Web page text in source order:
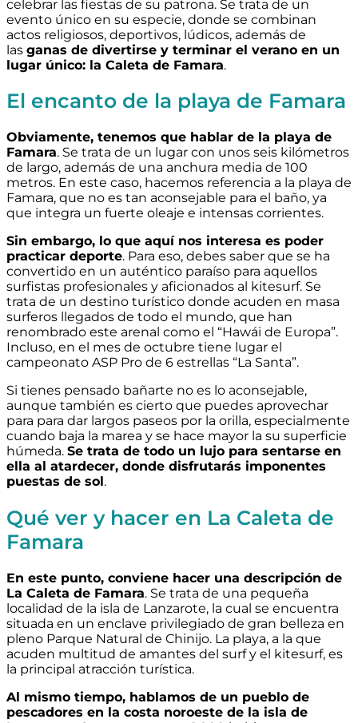
celebrar las fiestas de su patrona. Se trata de un
evento único en su especie, donde se combinan
actos religiosos, deportivos, lúdicos, además de
las ganas de divertirse y terminar el verano en un
lugar único: la Caleta de Famara.
El encanto de la playa de Famara
Obviamente, tenemos que hablar de la playa de
Famara. Se trata de un lugar con unos seis kilómetros
de largo, además de una anchura media de 100
metros. En este caso, hacemos referencia a la playa de
Famara, que no es tan aconsejable para el baño, ya
que integra un fuerte oleaje e intensas corrientes.
Sin embargo, lo que aquí nos interesa es poder
practicar deporte. Para eso, debes saber que se ha
convertido en un auténtico paraíso para aquellos
surfistas profesionales y aficionados al kitesurf. Se
trata de un destino turístico donde acuden en masa
surferos llegados de todo el mundo, que han
renombrado este arenal como el “Hawái de Europa”.
Incluso, en el mes de octubre tiene lugar el
campeonato ASP Pro de 6 estrellas “La Santa”.
Si tienes pensado bañarte no es lo aconsejable,
aunque también es cierto que puedes aprovechar
para para dar largos paseos por la orilla, especialmente
cuando baja la marea y se hace mayor la su superficie
húmeda. Se trata de todo un lujo para sentarse en
ella al atardecer, donde disfrutarás imponentes
puestas de sol.
Qué ver y hacer en La Caleta de
Famara
En este punto, conviene hacer una descripción de
La Caleta de Famara. Se trata de una pequeña
localidad de la isla de Lanzarote, la cual se encuentra
situada en un enclave privilegiado de gran belleza en
pleno Parque Natural de Chinijo. La playa, a la que
acuden multitud de amantes del surf y el kitesurf, es
la principal atracción turística.
Al mismo tiempo, hablamos de un pueblo de
pescadores en la costa noroeste de la isla de